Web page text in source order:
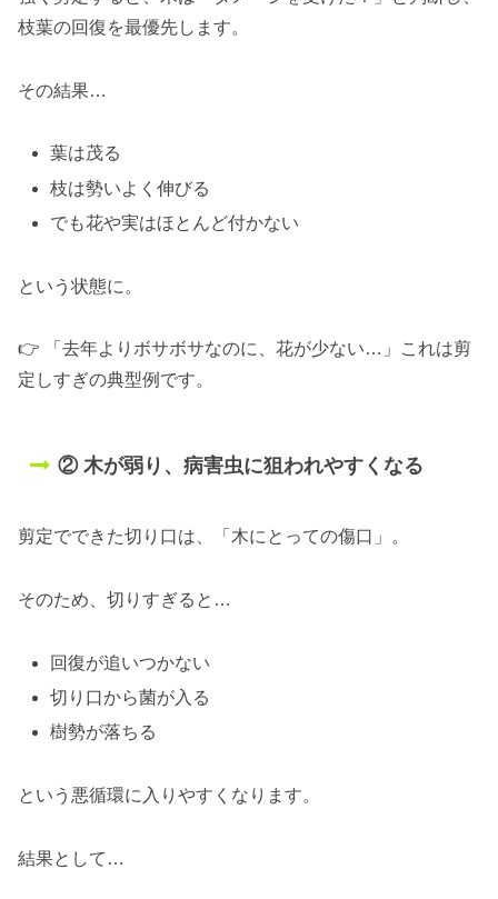
枝葉の回復を最優先します。
その結果…
葉は茂る
枝は勢いよく伸びる
でも花や実はほとんど付かない
という状態に。
👉 「去年よりボサボサなのに、花が少ない…」これは剪
定しすぎの典型例です。
② 木が弱り、病害虫に狙われやすくなる
剪定でできた切り口は、「木にとっての傷口」。
そのため、切りすぎると…
回復が追いつかない
切り口から菌が入る
樹勢が落ちる
という悪循環に入りやすくなります。
結果として…